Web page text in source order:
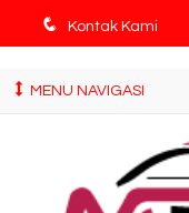
q Kontak Kami
MENU NAVIGASI